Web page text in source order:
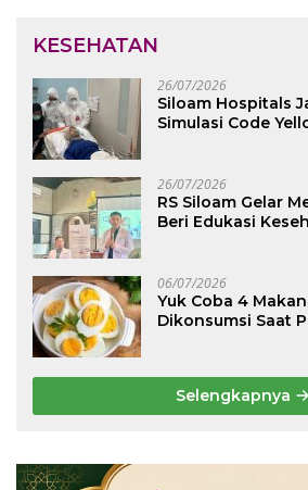
KESEHATAN
26/07/2026
Siloam Hospitals
Simulasi Code
26/07/2026
RS Siloam Gelar
Beri Edukasi
06/07/2026
Yuk Coba 4
Dikonsumsi Saat
Selengkapnya